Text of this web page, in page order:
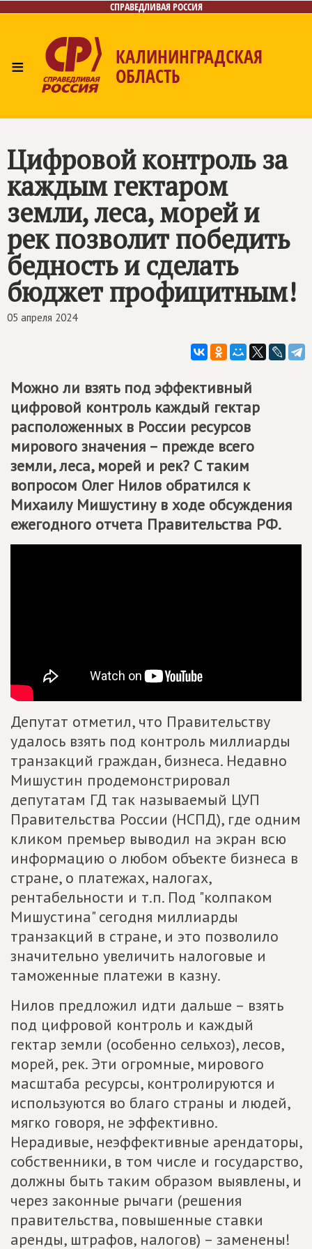
СПРАВЕДЛИВАЯ РОССИЯ
≡ КАЛИНИНГРАДСКАЯ
ОБЛАСТЬ
Контакты
Цифровой контроль за
каждым гектаром
земли, леса, морей и
рек позволит победить
бедность и сделать
бюджет профицитным!
05 апреля 2024
Можно ли взять под эффективный
цифровой контроль каждый гектар
расположенных в России ресурсов
мирового значения – прежде всего
земли, леса, морей и рек? С таким
вопросом Олег Нилов обратился к
Михаилу Мишустину в ходе обсуждения
ежегодного отчета Правительства РФ.
Депутат отметил, что Правительству
удалось взять под контроль миллиарды
транзакций граждан, бизнеса. Недавно
Мишустин продемонстрировал
депутатам ГД так называемый ЦУП
Правительства России (НСПД), где одним
кликом премьер выводил на экран всю
информацию о любом объекте бизнеса в
стране, о платежах, налогах,
рентабельности и т.п. Под "колпаком
Мишустина" сегодня миллиарды
транзакций в стране, и это позволило
значительно увеличить налоговые и
таможенные платежи в казну.
Нилов предложил идти дальше – взять
под цифровой контроль и каждый
гектар земли (особенно сельхоз), лесов,
морей, рек. Эти огромные, мирового
масштаба ресурсы, контролируются и
используются во благо страны и людей,
мягко говоря, не эффективно.
Нерадивые, неэффективные арендаторы,
собственники, в том числе и государство,
должны быть таким образом выявлены, и
через законные рычаги (решения
правительства, повышенные ставки
аренды, штрафов, налогов) – заменены!